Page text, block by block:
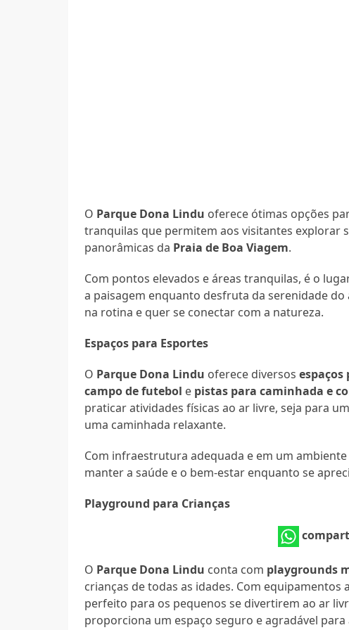
O Parque Dona Lindu oferece ótimas opções
tranquilas que permitem aos visitantes explorar
panorâmicas da Praia de Boa Viagem.
Com pontos elevados e áreas tranquilas, é o
a paisagem enquanto desfruta da serenidade
na rotina e quer se conectar com a natureza.
Espaços para Esportes
O Parque Dona Lindu oferece diversosespaços
campo de futebol e pistas para caminhada e
praticar atividades físicas ao ar livre, seja para
uma caminhada relaxante.
Com infraestrutura adequada e em um
manter a saúde e o bem-estar enquanto se
Playground para Crianças
O Parque Dona Lindu conta com playgrounds
crianças de todas as idades. Com
perfeito para os pequenos se divertirem ao ar
proporciona um espaço seguro e agradável